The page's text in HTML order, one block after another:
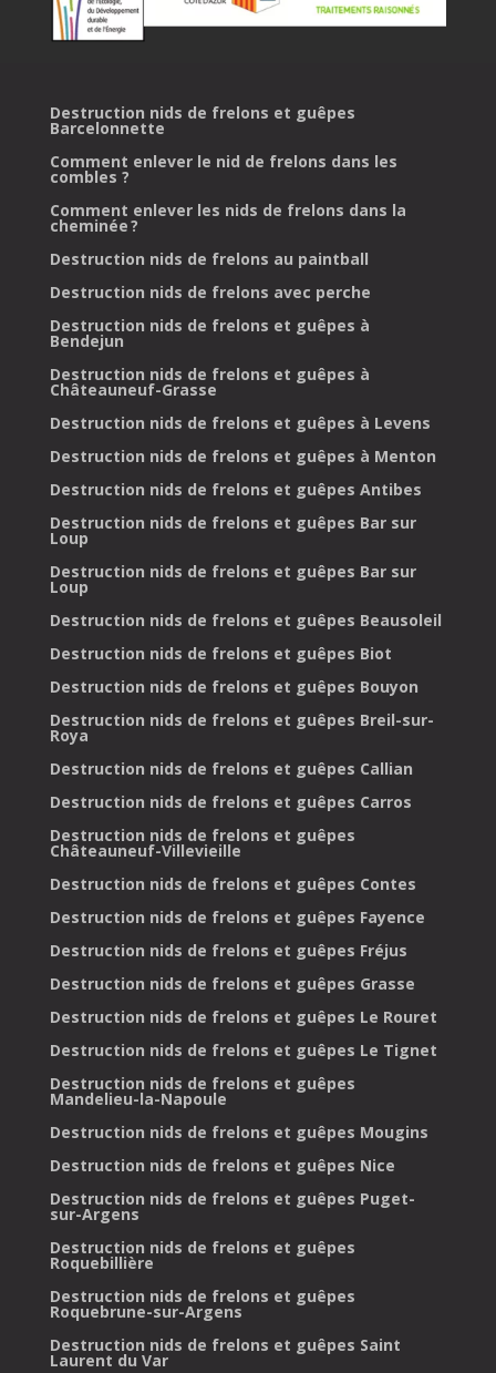
Destruction nids de frelons et guêpes
Barcelonnette
Comment enlever le nid de frelons dans les
combles ?
Comment enlever les nids de frelons dans la
cheminée ?
Destruction nids de frelons au paintball
Destruction nids de frelons avec perche
Destruction nids de frelons et guêpes à
Bendejun
Destruction nids de frelons et guêpes à
Châteauneuf-Grasse
Destruction nids de frelons et guêpes à Levens
Destruction nids de frelons et guêpes à Menton
Destruction nids de frelons et guêpes Antibes
Destruction nids de frelons et guêpes Bar sur
Loup
Destruction nids de frelons et guêpes Bar sur
Loup
Destruction nids de frelons et guêpes Beausoleil
Destruction nids de frelons et guêpes Biot
Destruction nids de frelons et guêpes Bouyon
Destruction nids de frelons et guêpes Breil-sur-
Roya
Destruction nids de frelons et guêpes Callian
Destruction nids de frelons et guêpes Carros
Destruction nids de frelons et guêpes
Châteauneuf-Villevieille
Destruction nids de frelons et guêpes Contes
Destruction nids de frelons et guêpes Fayence
Destruction nids de frelons et guêpes Fréjus
Destruction nids de frelons et guêpes Grasse
Destruction nids de frelons et guêpes Le Rouret
Destruction nids de frelons et guêpes Le Tignet
Destruction nids de frelons et guêpes
Mandelieu-la-Napoule
Destruction nids de frelons et guêpes Mougins
Destruction nids de frelons et guêpes Nice
Destruction nids de frelons et guêpes Puget-
sur-Argens
Destruction nids de frelons et guêpes
Roquebillière
Destruction nids de frelons et guêpes
Roquebrune-sur-Argens
Destruction nids de frelons et guêpes Saint
Laurent du Var